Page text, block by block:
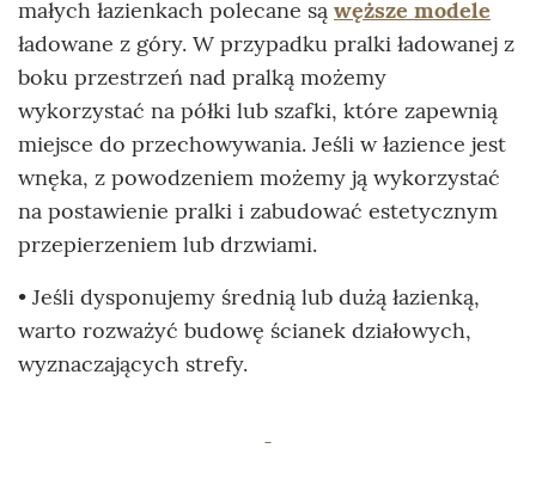
małych łazienkach polecane są węższe modele
ładowane z góry. W przypadku pralki ładowanej z
boku przestrzeń nad pralką możemy
wykorzystać na półki lub szafki, które zapewnią
miejsce do przechowywania. Jeśli w łazience jest
wnęka, z powodzeniem możemy ją wykorzystać
na postawienie pralki i zabudować estetycznym
przepierzeniem lub drzwiami.
• Jeśli dysponujemy średnią lub dużą łazienką,
warto rozważyć budowę ścianek działowych,
wyznaczających strefy.